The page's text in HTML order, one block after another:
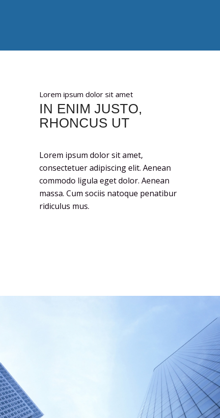
Lorem ipsum dolor sit amet
IN ENIM JUSTO,
RHONCUS UT
Lorem ipsum dolor sit amet,
consectetuer adipiscing elit. Aenean
commodo ligula eget dolor. Aenean
massa. Cum sociis natoque penatibur
ridiculus mus.